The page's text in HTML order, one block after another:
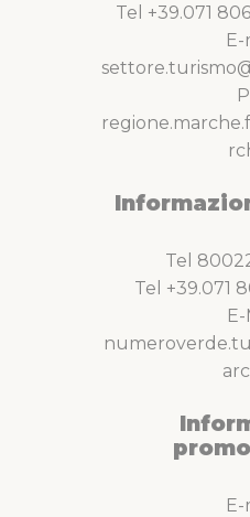
Tel +39.071
E-
Tel
Tel +39.071
E-
E-